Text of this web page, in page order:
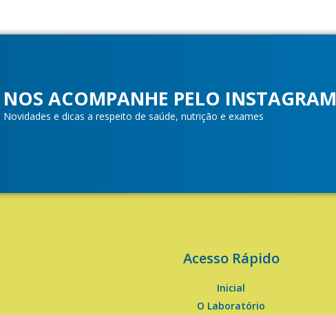
NOS ACOMPANHE PELO INSTAGRAM
Novidades e dicas a respeito de saúde, nutrição e exames
Acesso Rápido
Inicial
O Laboratório